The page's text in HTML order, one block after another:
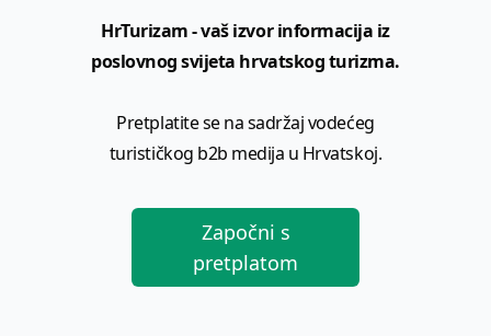
HrTurizam - vaš izvor informacija iz
poslovnog svijeta hrvatskog turizma.
Pretplatite se na sadržaj vodećeg
turističkog b2b medija u Hrvatskoj.
Započni s
pretplatom